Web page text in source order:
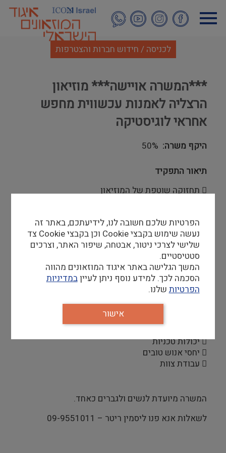
לתוכן
העיקרי
לכניסה / חידוש חברות והצטרפות
***המשרה אויישה*** מוזיאון
הרצליה לאמנות עכשווית מחפש
אחראי לוגיסטיקה
היקף משרה 50%
תיאור התפקיד
 תחזוקה שוטפת של המוזיאון
 הכנת חללי המוזיאון לקראת תערוכות ואירועים
מיוחדים ותפעולם הלוגיסטי
 יכולות טכניות
 יחסי אנוש טובים
 עבודת צוות
המשרה מיועדת לנשים ולגברים כאחד.
לשאלות אנא פנו ליסמין ריטר – 09-9551011
הפרטיות שלכם חשובה לנו, לידיעתכם, באתר זה
נעשה שימוש בקבצי Cookie וכן בקבצי Cookie צד
שלישי לצרכי ניטור, אבטחה, שיפור האתר, וצרכים
סטטיסטיים.
המשך הגלישה באתר איגוד המוזאונים מהווה
הסכמה לכך. למידע נוסף ניתן לעייןבמדיניות
הפרטיותשלנו.
אישור